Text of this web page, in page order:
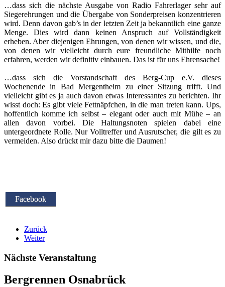
…dass sich die nächste Ausgabe von Radio Fahrerlager sehr auf
Siegerehrungen und die Übergabe von Sonderpreisen konzentrieren
wird. Denn davon gab’s in der letzten Zeit ja bekanntlich eine ganze
Menge. Dies wird dann keinen Anspruch auf Vollständigkeit
erheben. Aber diejenigen Ehrungen, von denen wir wissen, und die,
von denen wir vielleicht durch eure freundliche Mithilfe noch
erfahren, werden wir definitiv einbauen. Das ist für uns Ehrensache!
…dass sich die Vorstandschaft des Berg-Cup e.V. dieses
Wochenende in Bad Mergentheim zu einer Sitzung trifft. Und
vielleicht gibt es ja auch davon etwas Interessantes zu berichten. Ihr
wisst doch: Es gibt viele Fettnäpfchen, in die man treten kann. Ups,
hoffentlich komme ich selbst – elegant oder auch mit Mühe – an
allen davon vorbei. Die Haltungsnoten spielen dabei eine
untergeordnete Rolle. Nur Volltreffer und Ausrutscher, die gilt es zu
vermeiden. Also drückt mir dazu bitte die Daumen!
Facebook
Zurück
Weiter
Nächste Veranstaltung
Bergrennen Osnabrück